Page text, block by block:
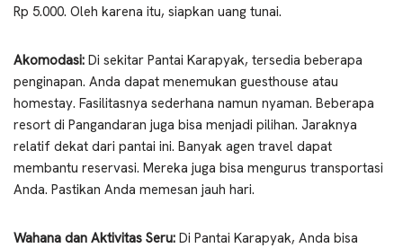
Rp 5.000. Oleh karena itu, siapkan uang tunai.
Akomodasi: Di sekitar Pantai Karapyak, tersedia beberapa
penginapan. Anda dapat menemukan guesthouse atau
homestay. Fasilitasnya sederhana namun nyaman. Beberapa
resort di Pangandaran juga bisa menjadi pilihan. Jaraknya
relatif dekat dari pantai ini. Banyak agen travel dapat
membantu reservasi. Mereka juga bisa mengurus transportasi
Anda. Pastikan Anda memesan jauh hari.
Wahana dan Aktivitas Seru: Di Pantai Karapyak, Anda bisa